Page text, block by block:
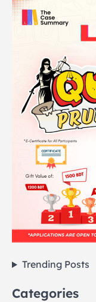
Trending Posts
Categories